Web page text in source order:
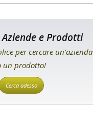
e Prodotti
per cercare un'azienda
un prodotto!
Cerca adesso